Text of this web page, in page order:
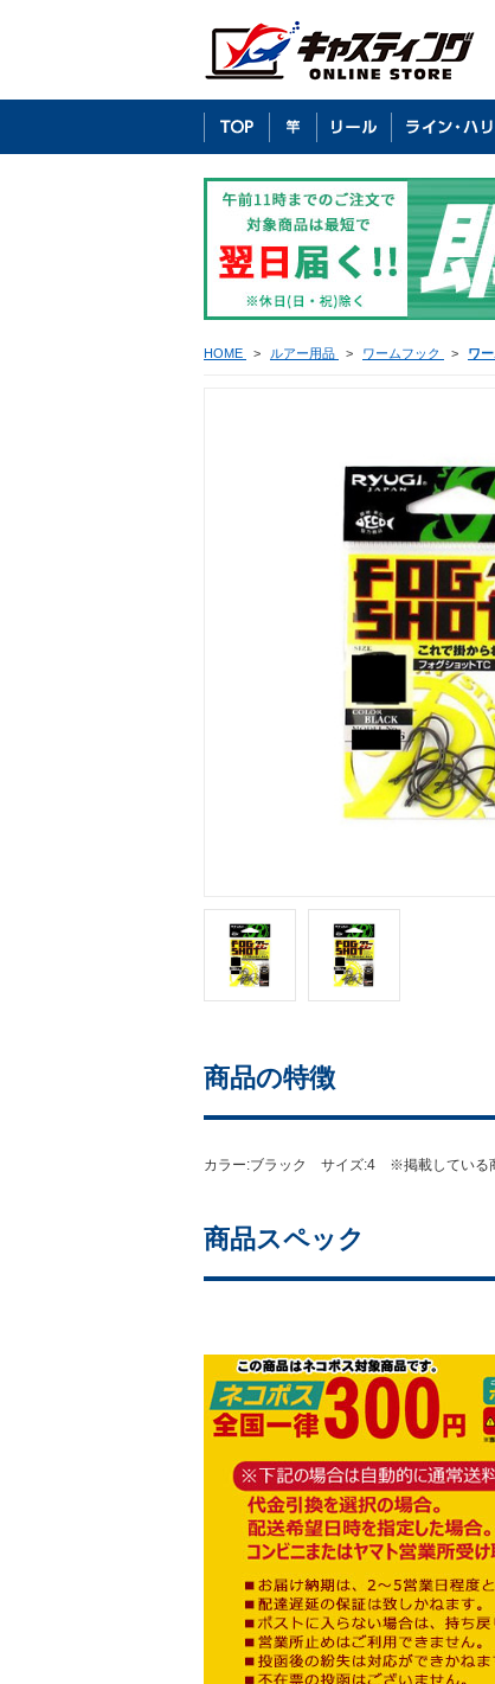
HOME > ルアー用品 > ワームフック > ワ
商品の特徴
カラー:ブラック サイズ:4 ※掲載している商
商品スペック